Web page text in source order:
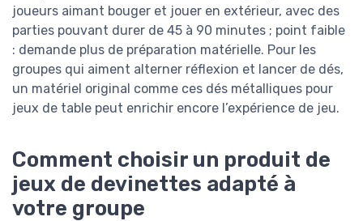
joueurs aimant bouger et jouer en extérieur, avec des
parties pouvant durer de 45 à 90 minutes ; point faible
: demande plus de préparation matérielle. Pour les
groupes qui aiment alterner réflexion et lancer de dés,
un matériel original comme ces dés métalliques pour
jeux de table peut enrichir encore l’expérience de jeu.
Comment choisir un produit de
jeux de devinettes adapté à
votre groupe